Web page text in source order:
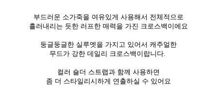
부드러운 소가죽을 여유있게 사용해서 전체적으로
흘러내리는 듯한 러프한 매력을 가진 크로스백이에요
둥글둥글한 실루엣을 가지고 있어서 캐주얼한
무드가 강한 데일리 크로스백이랍니다.
컬러 숄더 스트랩과 함께 사용하면
좀 더 스타일리시하게 연출하실 수 있어요